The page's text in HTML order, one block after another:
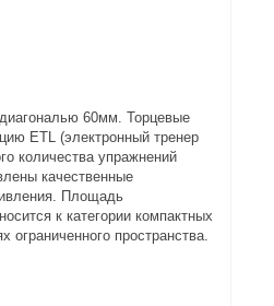
60мм. Торцевые
ETL (электронный тренер
количества упражнений
качественные
Площадь
к категории компактных
пространства.